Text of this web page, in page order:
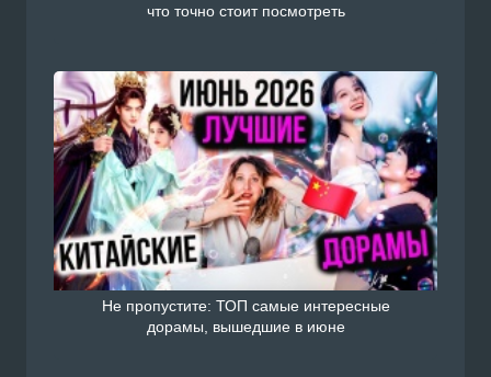
что точно стоит посмотреть
Не пропустите: ТОП самые интересные
дорамы, вышедшие в июне